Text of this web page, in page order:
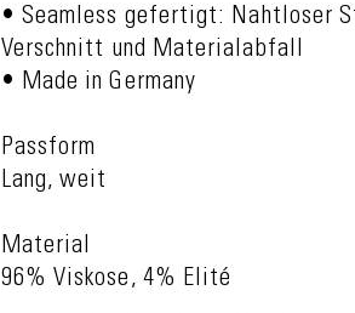
• Seamless gefertigt: Nahtloser
Verschnitt und Materialabfall
• Made in Germany
Passform
Lang, weit
Material
96% Viskose, 4% Elité